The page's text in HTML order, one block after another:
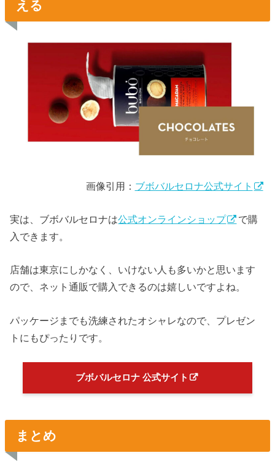
える
画像引用： ブボバルセロナ公式サイト
実は、ブボバルセロナは公式オンラインショップ
で購
入できます。
店舗は東京にしかなく、いけない人も多いかと思います
ので、ネット通販で購入できるのは嬉しいですよね。
パッケージまでも洗練されたオシャレなので、プレゼン
トにもぴったりです。
ブボバルセロナ 公式サイト
まとめ